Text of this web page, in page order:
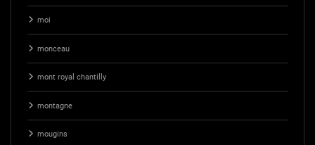
moi
monceau
mont royal chantilly
montagne
mougins